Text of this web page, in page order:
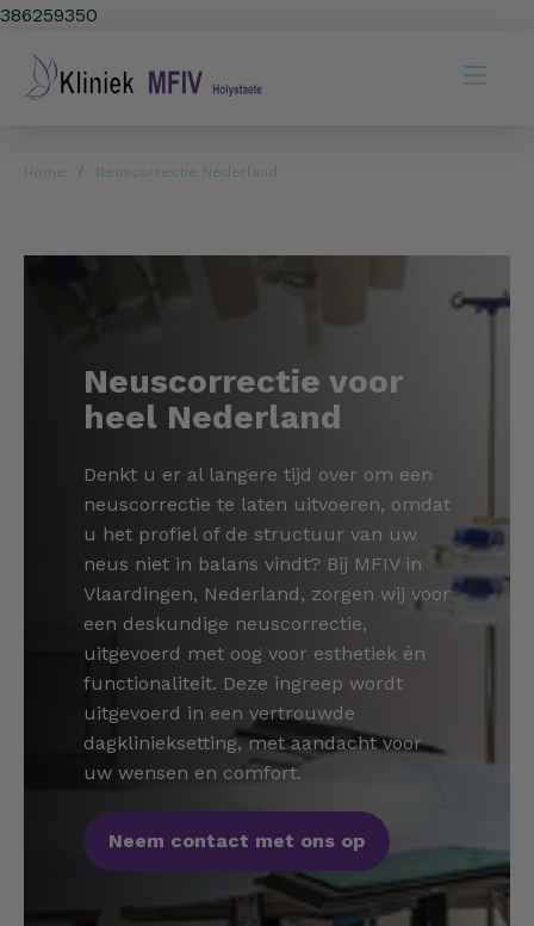
386259350
Home Neuscorrectie Nederland
Neuscorrectie voor
heel Nederland
Denkt u er al langere tijd over om een
neuscorrectie te laten uitvoeren, omdat
u het profiel of de structuur van uw
neus niet in balans vindt? Bij MFIV in
Vlaardingen, Nederland, zorgen wij voor
een deskundige neuscorrectie,
uitgevoerd met oog voor esthetiek én
functionaliteit. Deze ingreep wordt
uitgevoerd in een vertrouwde
dagklinieksetting, met aandacht voor
uw wensen en comfort.
Neem contact met ons op